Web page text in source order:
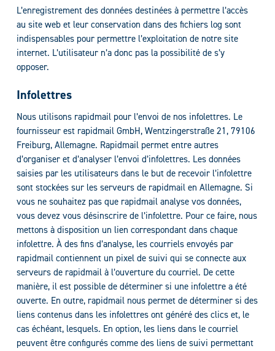
L’enregistrement des données destinées à permettre l’accès
au site web et leur conservation dans des fichiers log sont
indispensables pour permettre l’exploitation de notre site
internet. L’utilisateur n’a donc pas la possibilité de s’y
opposer.
Infolettres
Nous utilisons rapidmail pour l’envoi de nos infolettres. Le
fournisseur est rapidmail GmbH, Wentzingerstraße 21, 79106
Freiburg, Allemagne. Rapidmail permet entre autres
d’organiser et d’analyser l’envoi d’infolettres. Les données
saisies par les utilisateurs dans le but de recevoir l’infolettre
sont stockées sur les serveurs de rapidmail en Allemagne. Si
vous ne souhaitez pas que rapidmail analyse vos données,
vous devez vous désinscrire de l’infolettre. Pour ce faire, nous
mettons à disposition un lien correspondant dans chaque
infolettre. À des fins d’analyse, les courriels envoyés par
rapidmail contiennent un pixel de suivi qui se connecte aux
serveurs de rapidmail à l’ouverture du courriel. De cette
manière, il est possible de déterminer si une infolettre a été
ouverte. En outre, rapidmail nous permet de déterminer si des
liens contenus dans les infolettres ont généré des clics et, le
cas échéant, lesquels. En option, les liens dans le courriel
peuvent être configurés comme des liens de suivi permettant